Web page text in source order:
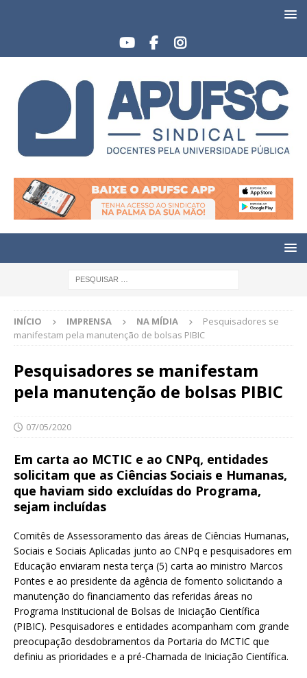
INÍCIO IMPRENSA NA MÍDIA
Pesquisadores se
manifestam pela manutenção de bolsas PIBIC
Pesquisadores se manifestam
pela manutenção de bolsas PIBIC
07/05/2020
Em carta ao MCTIC e ao CNPq, entidades
solicitam que as Ciências Sociais e Humanas,
que haviam sido excluídas do Programa,
sejam incluídas
Comitês de Assessoramento das áreas de Ciências Humanas,
Sociais e Sociais Aplicadas junto ao CNPq e pesquisadores em
Educação enviaram nesta terça (5) carta ao ministro Marcos
Pontes e ao presidente da agência de fomento solicitando a
manutenção do financiamento das referidas áreas no
Programa Institucional de Bolsas de Iniciação Científica
(PIBIC). Pesquisadores e entidades acompanham com grande
preocupação desdobramentos da Portaria do MCTIC que
definiu as prioridades e a pré-Chamada de Iniciação Científica.